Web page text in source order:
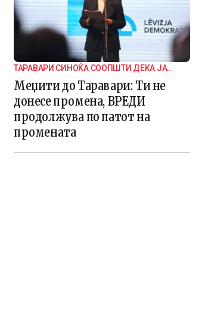
ТАРАВАРИ СИНОЌА СООПШТИ ДЕКА ЈА
НАПУШТА ВЛАДАТА
Меџити до Таравари: Ти не
донесе промена, ВРЕДИ
продолжува по патот на
промената